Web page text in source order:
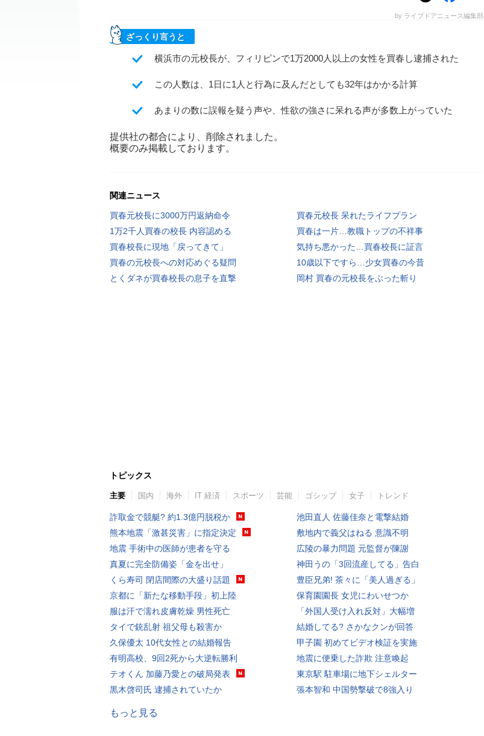
by ライブドアニュース編集部
ざっくり言うと
横浜市の元校長が、フィリピンで1万2000人以上の女性を買春し逮捕された
この人数は、1日に1人と行為に及んだとしても32年はかかる計算
あまりの数に誤報を疑う声や、性欲の強さに呆れる声が多数上がっていた
提供社の都合により、削除されました。
概要のみ掲載しております。
関連ニュース
買春元校長に3000万円返納命令
買春元校長 呆れたライフプラン
1万2千人買春の校長 内容認める
買春は一片…教職トップの不祥事
買春校長に現地「戻ってきて」
気持ち悪かった…買春校長に証言
買春の元校長への対応めぐる疑問
10歳以下ですら…少女買春の今昔
とくダネが買春校長の息子を直撃
岡村 買春の元校長をぶった斬り
トピックス
主要 国内 海外 IT 経済 スポーツ 芸能 ゴシップ 女子 トレンド
詐取金で競艇? 約1.3億円脱税か
熊本地震「激甚災害」に指定決定
地震 手術中の医師が患者を守る
真夏に完全防備姿「金を出せ」
くら寿司 閉店間際の大盛り話題
京都に「新たな移動手段」初上陸
服は汗で濡れ皮膚乾燥 男性死亡
タイで銃乱射 祖父母も殺害か
久保優太 10代女性との結婚報告
有明高校、9回2死から大逆転勝利
テオくん 加藤乃愛との破局発表
黒木啓司氏 逮捕されていたか
池田直人 佐藤佳奈と電撃結婚
敷地内で義父はねる 意識不明
広陵の暴力問題 元監督が陳謝
神田うの「3回流産してる」告白
豊臣兄弟! 茶々に「美人過ぎる」
保育園園長 女児にわいせつか
「外国人受け入れ反対」大幅増
結婚してる? さかなクンが回答
甲子園 初めてビデオ検証を実施
地震に便乗した詐欺 注意喚起
東京駅 駐車場に地下シェルター
張本智和 中国勢撃破で8強入り
もっと見る